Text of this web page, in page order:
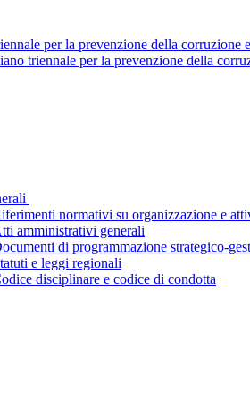
per la prevenzione della corruzione
triennale per la prevenzione della
normativi su organizzazione e
amministrativi generali
di programmazione strategico-
e leggi regionali
disciplinare e codice di condotta